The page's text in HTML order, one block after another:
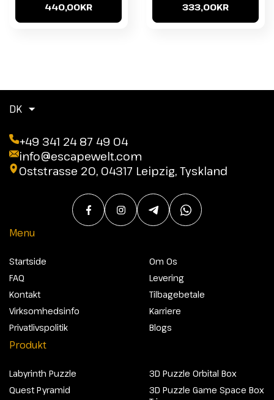
440,00KR 333,00KR
DK
+49 341 24 87 49 04
info@escapewelt.com
Oststrasse 20, 04317 Leipzig, Tyskland
Menu
Startside
FAQ
Kontakt
Virksomhedsinfo
Privatlivspolitik
Om Os
Levering
Tilbagebetale
Karriere
Blogs
Produkt
Labyrinth Puzzle
Quest Pyramid
3D Puzzle Orbital Box
3D Puzzle Game Space Box